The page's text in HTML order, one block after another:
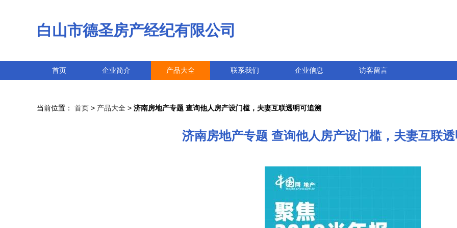
白山市德圣房产经纪有限公司
首页 企业简介 产品大全 联系我们 企业信息 访客留言
当前位置： 首页 > 产品大全 > 济南房地产专题 查询他人房产设门槛，夫妻互联透明可追溯
济南房地产专题 查询他人房产设门槛，夫妻互联